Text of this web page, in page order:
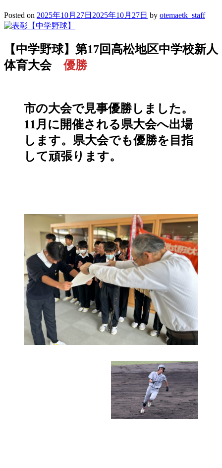
Posted on 2025年10月27日 2025年10月27日 by otemaetk_staff
【中学野球】第17回高松地区中学校新人
体育大会優勝
市の大会で見事優勝しました。
11月に開催される県大会へ出場
します。県大会でも優勝を目指
して頑張ります。